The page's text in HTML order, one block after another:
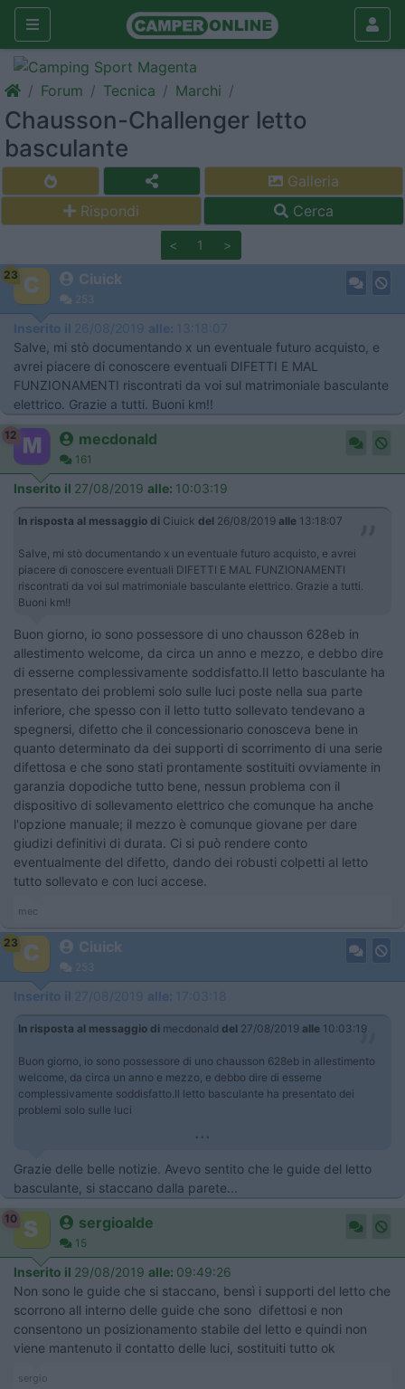
Forum Tecnica Marchi
Chausson-Challenger letto
basculante
Galleria
Rispondi
Cerca
< 1 >
23 Ciuick
253
Inserito il 26/08/2019 alle: 13:18:07
Salve, mi stò documentando x un eventuale futuro acquisto, e
avrei piacere di conoscere eventuali DIFETTI E MAL
FUNZIONAMENTI riscontrati da voi sul matrimoniale basculante
elettrico. Grazie a tutti. Buoni km!!
12 mecdonald
161
Inserito il 27/08/2019 alle: 10:03:19
In risposta al messaggio di Ciuick del 26/08/2019 alle 13:18:07
Salve, mi stò documentando x un eventuale futuro acquisto, e avrei
piacere di conoscere eventuali DIFETTI E MAL FUNZIONAMENTI
riscontrati da voi sul matrimoniale basculante elettrico. Grazie a tutti.
Buoni km!!
Buon giorno, io sono possessore di uno chausson 628eb in
allestimento welcome, da circa un anno e mezzo, e debbo dire
di esserne complessivamente soddisfatto.Il letto basculante ha
presentato dei problemi solo sulle luci poste nella sua parte
inferiore, che spesso con il letto tutto sollevato tendevano a
spegnersi, difetto che il concessionario conosceva bene in
quanto determinato da dei supporti di scorrimento di una serie
difettosa e che sono stati prontamente sostituiti ovviamente in
garanzia dopodiche tutto bene, nessun problema con il
dispositivo di sollevamento elettrico che comunque ha anche
l'opzione manuale; il mezzo è comunque giovane per dare
giudizi definitivi di durata. Ci si può rendere conto
eventualmente del difetto, dando dei robusti colpetti al letto
tutto sollevato e con luci accese.
mec
23 Ciuick
253
Inserito il 27/08/2019 alle: 17:03:18
In risposta al messaggio di mecdonald del 27/08/2019 alle 10:03:19
Buon giorno, io sono possessore di uno chausson 628eb in allestimento
welcome, da circa un anno e mezzo, e debbo dire di esserne
complessivamente soddisfatto.Il letto basculante ha presentato dei
problemi solo sulle luci
...
Grazie delle belle notizie. Avevo sentito che le guide del letto
basculante, si staccano dalla parete...
10 sergioalde
15
Inserito il 29/08/2019 alle: 09:49:26
Non sono le guide che si staccano, bensì i supporti del letto che
scorrono all interno delle guide che sono difettosi e non
consentono un posizionamento stabile del letto e quindi non
viene mantenuto il contatto delle luci, sostituiti tutto ok
sergio